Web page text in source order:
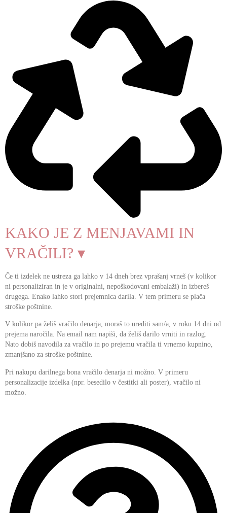
KAKO JE Z MENJAVAMI IN
VRAČILI? ▾
Če ti izdelek ne ustreza ga lahko v 14 dneh brez vprašanj vrneš (v kolikor
ni personaliziran in je v originalni, nepoškodovani embalaži) in izbereš
drugega. Enako lahko stori prejemnica darila. V tem primeru se plača
stroške poštnine.
V kolikor pa želiš vračilo denarja, moraš to urediti sam/a, v roku 14 dni od
prejema naročila. Na email nam napiši, da želiš darilo vrniti in razlog.
Nato dobiš navodila za vračilo in po prejemu vračila ti vrnemo kupnino,
zmanjšano za stroške poštnine.
Pri nakupu darilnega bona vračilo denarja ni možno. V primeru
personalizacije izdelka (npr. besedilo v čestitki ali poster), vračilo ni
možno.